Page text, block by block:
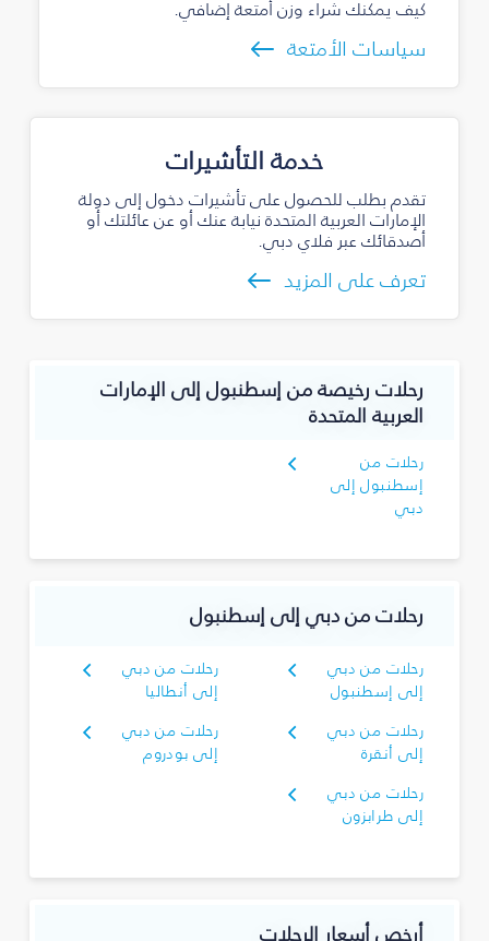
كيف يمكنك شراء وزن أمتعة إضافي.
سياسات الأمتعة
خدمة التأشيرات
تقدم بطلب للحصول على تأشيرات دخول إلى دولة
الإمارات العربية المتحدة نيابة عنك أو عن عائلتك أو
أصدقائك عبر فلاي دبي.
تعرف على المزيد
رحلات رخيصة من إسطنبول إلى الإمارات
العربية المتحدة
رحلات من
إسطنبول إلى
دبي
رحلات من دبي إلى إسطنبول
رحلات من دبي
إلى إسطنبول
رحلات من دبي
إلى أنطاليا
رحلات من دبي
إلى أنقرة
رحلات من دبي
إلى بودروم
رحلات من دبي
إلى طرابزون